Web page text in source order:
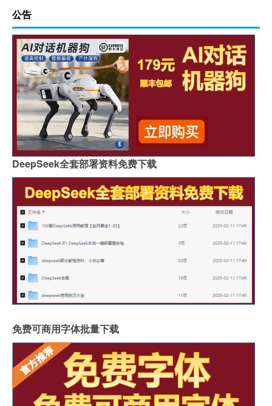
公告
DeepSeek全套部署资料免费下载
免费可商用字体批量下载